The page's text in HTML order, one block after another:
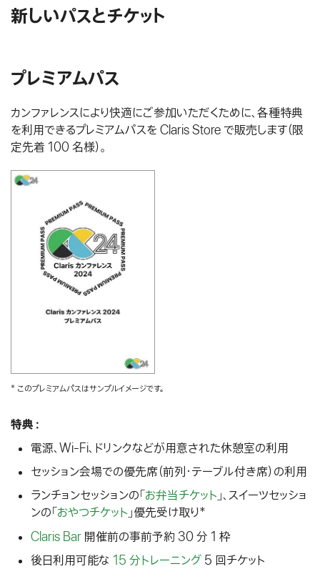
無料で始める
お問い合わせ
プレミアムパス
ご登録 (無料 会場開催)
新しいパスとチケット
プレミアムパス
カンファレンスにより快適にご参加いただくために、各種特典
を利用できるプレミアムパスを Claris Store で販売します（限
定先着 100 名様）。
* このプレミアムパスはサンプルイメージです。
特典：
電源、Wi-Fi、ドリンクなどが用意された休憩室の利用
セッション会場での優先席（前列・テーブル付き席）の利用
ランチョンセッションの「 お弁当チケット」、スイーツセッショ
ンの「 おやつチケット」優先受け取り*
Claris Bar開催前の事前予約 30 分 1 枠
後日利用可能な 15 分トレーニング5 回チケット